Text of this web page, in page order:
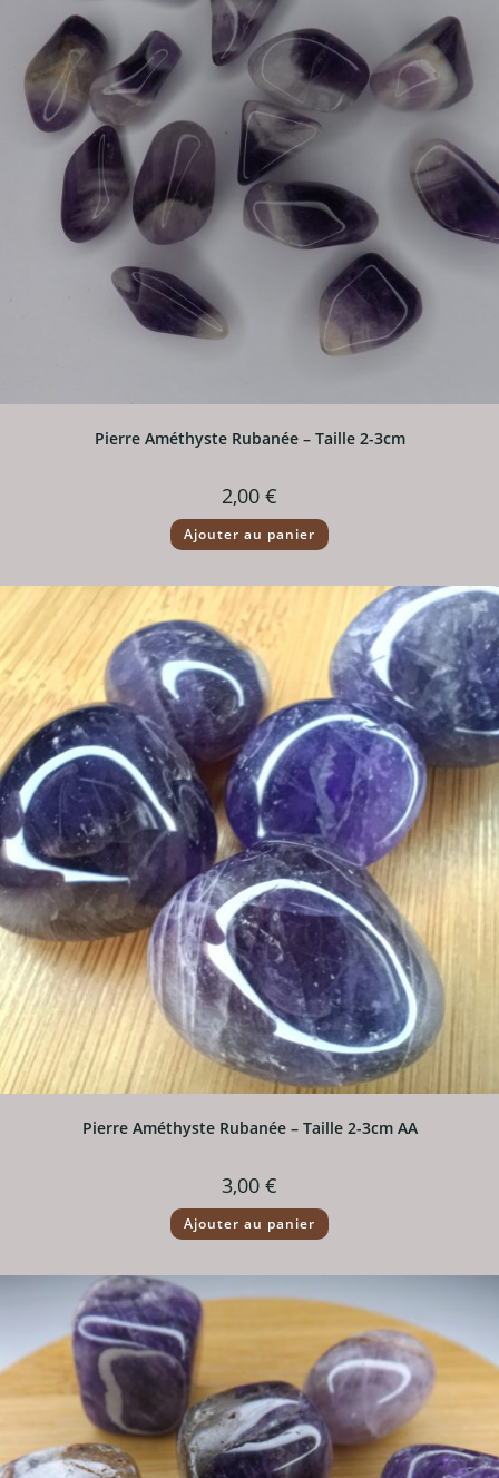
Pierre Améthyste Rubanée – Taille 2-3cm
2,00 €
Ajouter au panier
Pierre Améthyste Rubanée – Taille 2-3cm AA
3,00 €
Ajouter au panier